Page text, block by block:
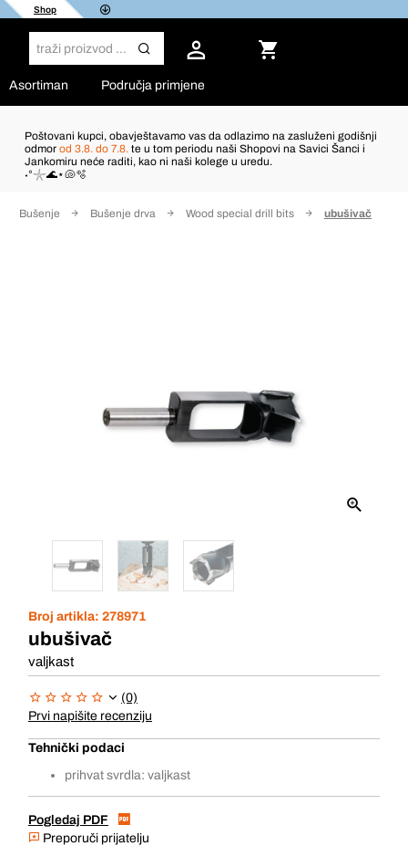
Shop
Asortiman Područja primjene
Poštovani kupci, obavještavamo vas da odlazimo na zasluženi godišnji
odmor od 3.8. do 7.8. te u tom periodu naši Shopovi na Savici Šanci i
Jankomiru neće raditi, kao ni naši kolege u uredu.
˖°𓇼🌊⋆🐚🫧
Bušenje Bušenje drva Wood special drill bits ubušivač
Broj artikla: 278971
ubušivač
valjkast
(0)
Prvi napišite recenziju
Tehnički podaci
prihvat svrdla: valjkast
Pogledaj PDF
Preporuči prijatelju